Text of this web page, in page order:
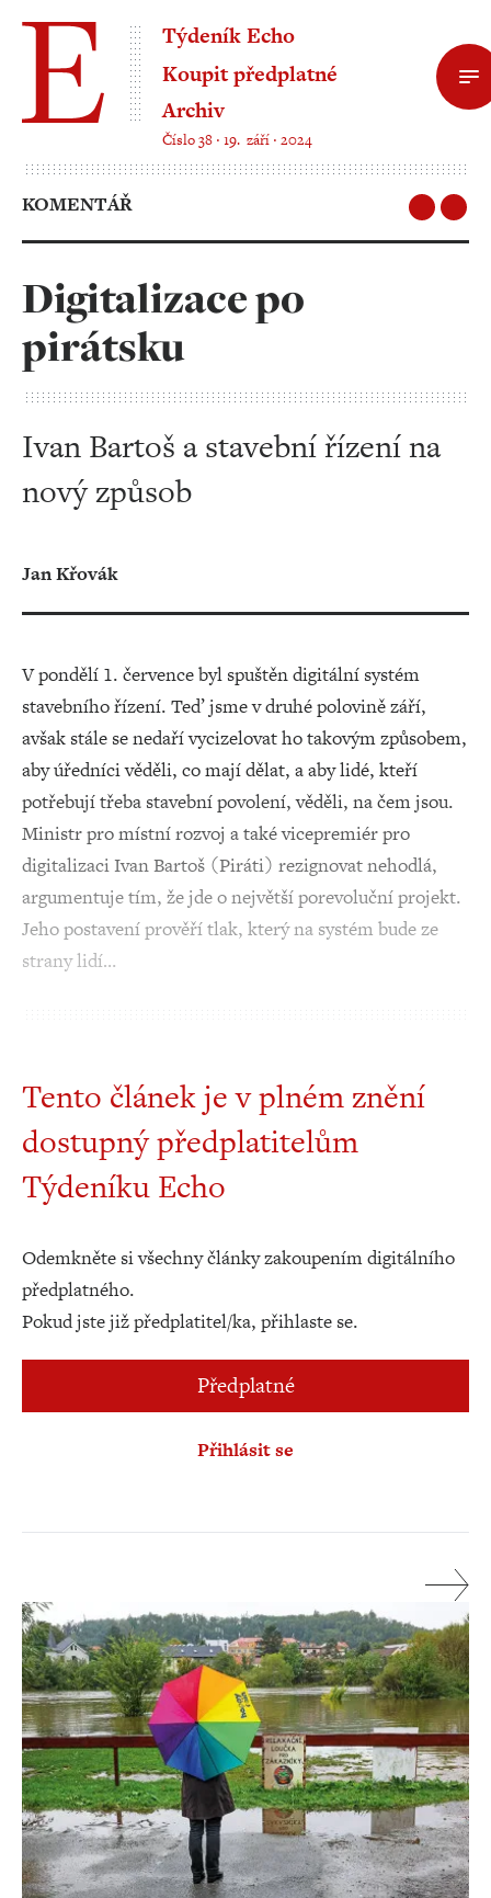
Týdeník Echo
Koupit předplatné
Archiv
Číslo 38 ‧ 19. září ‧ 2024
KOMENTÁŘ
Digitalizace po
pirátsku
Ivan Bartoš a stavební řízení na
nový způsob
Jan Křovák
V pondělí 1. července byl spuštěn digitální systém
stavebního řízení. Teď jsme v druhé polovině září,
avšak stále se nedaří vycizelovat ho takovým způsobem,
aby úředníci věděli, co mají dělat, a aby lidé, kteří
potřebují třeba stavební povolení, věděli, na čem jsou.
Ministr pro místní rozvoj a také vicepremiér pro
digitalizaci Ivan Bartoš (Piráti) rezignovat nehodlá,
argumentuje tím, že jde o největší porevoluční projekt.
Jeho postavení prověří tlak, který na systém bude ze
strany lidí…
Tento článek je v plném znění
dostupný předplatitelům
Týdeníku Echo
Odemkněte si všechny články zakoupením digitálního
předplatného.
Pokud jste již předplatitel/ka, přihlaste se.
Předplatné
Přihlásit se